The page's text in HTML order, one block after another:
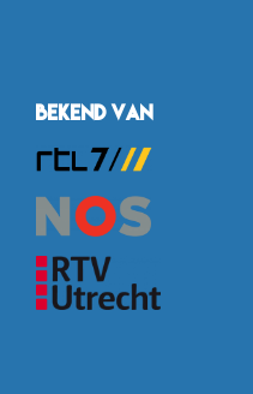
Bekend van